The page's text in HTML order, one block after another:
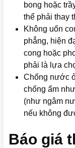
bong hoặc
thể phải thay
Không uốn
phẳng, hiện
cong hoặc
phải là lựa
Chống nước
chống ẩm
(như ngâm
nếu không
Báo giá